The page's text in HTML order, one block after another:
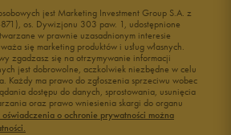
Buty męskie 42
Buty męskie 44
Buty męskie 46
jest Marketing Investment Group S.A. z
os. Dywizjonu 303 paw. 1, udostępnione
w prawnie uzasadnionym interesie
się marketing produktów i usług własnych.
zgadzasz się na otrzymywanie informacji
jest dobrowolne, aczkolwiek niezbędne w celu
Każdy ma prawo do zgłoszenia sprzeciwu wobec
dostępu do danych, sprostowania, usunięcia
oraz prawo wniesienia skargi do organu
oświadczenia o ochronie prywatności można